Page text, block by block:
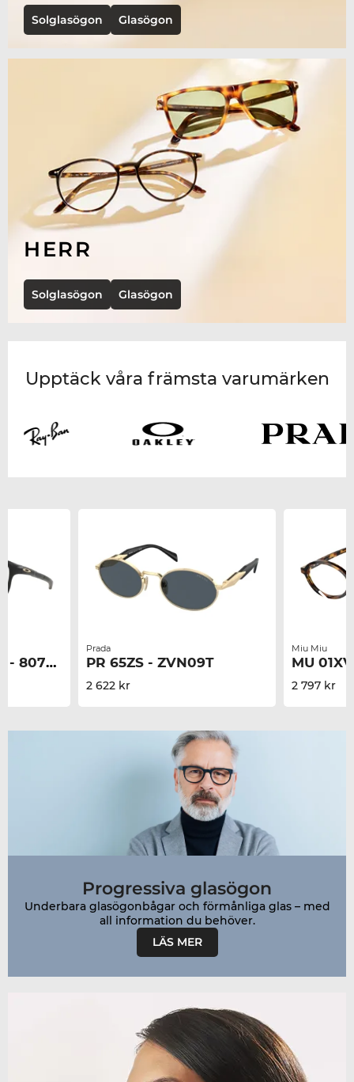
Solglasögon Glasögon
HERR
Solglasögon Glasögon
Upptäck våra främsta varumärken
2 622 kr
Prada
PR 65ZS - ZVN09T
2 797 kr
Miu Miu
MU
Progressiva glasögon
Underbara glasögonbågar och förmånliga glas – med
all information du behöver.
LÄS MER